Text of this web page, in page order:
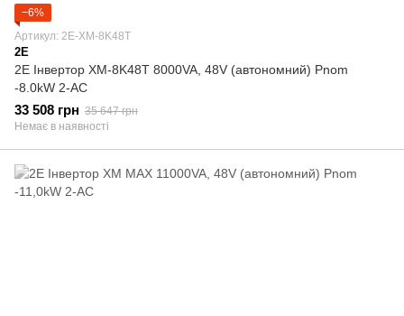
−6%
Артикул: 2E-XM-8K48T
2E
2E Інвертор XM-8K48T 8000VA, 48V (автономний) Pnom
-8.0kW 2-AC
33 508 грн 35 647 грн
Немає в наявності